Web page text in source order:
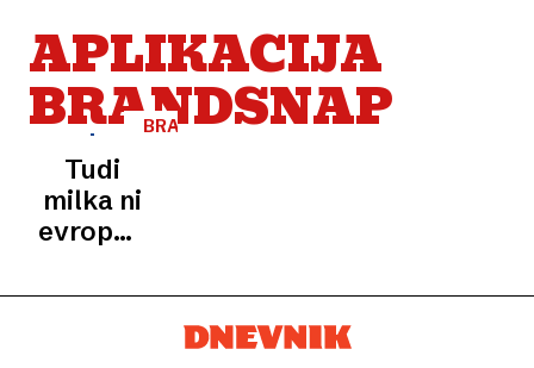
APLIKACIJA
BRANDSNAP
BRANDSNAP
Tudi
milka ni
evropska:
ki